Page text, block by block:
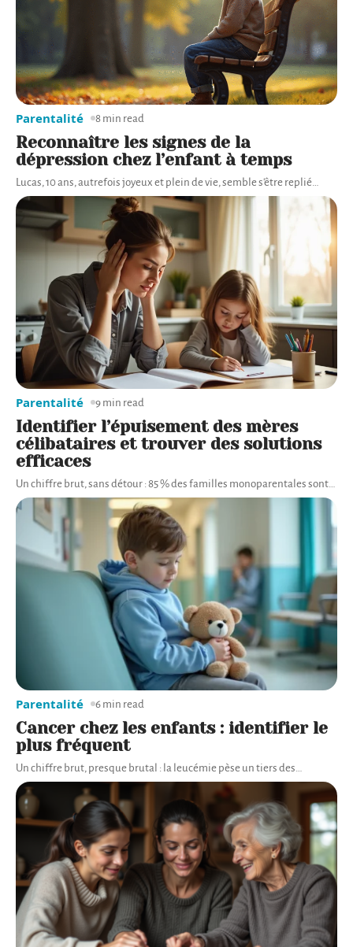
Reconnaître les signes de la
dépression chez l’enfant à temps
Lucas, 10 ans, autrefois joyeux et plein de vie, semble s'être replié
Parentalité 8 min read
Identifier l’épuisement des mères
célibataires et trouver des solutions
efficaces
Un chiffre brut, sans détour : 85 % des familles monoparentales sont
Parentalité 9 min read
Cancer chez les enfants : identifier le
plus fréquent
Un chiffre brut, presque brutal : la leucémie pèse un tiers des
Parentalité 6 min read